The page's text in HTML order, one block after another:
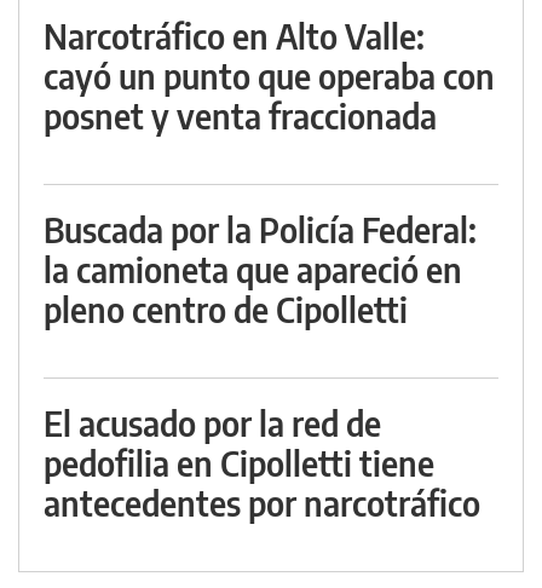
Narcotráfico en Alto Valle:
cayó un punto que operaba con
posnet y venta fraccionada
Buscada por la Policía Federal:
la camioneta que apareció en
pleno centro de Cipolletti
El acusado por la red de
pedofilia en Cipolletti tiene
antecedentes por narcotráfico